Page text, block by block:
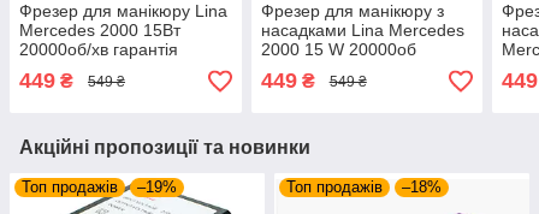
Фрезер для манікюру Lina
Mercedes 2000 15Вт
20000об/хв гарантія
потужний професійний
манікюрний фрезер Ліна
449 ₴ 549 ₴
Фрезер для манікюру з
насадками Lina Mercedes
2000 15 W 20000об
машинка для нігтів
шліфування лаку makeup
449₴ 549 ₴ 449
Акційні пропозиції та новинки
Топ продажів –19% Топ продажів –18%